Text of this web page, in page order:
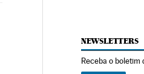
NEWSLETTERS
Receba o boletim